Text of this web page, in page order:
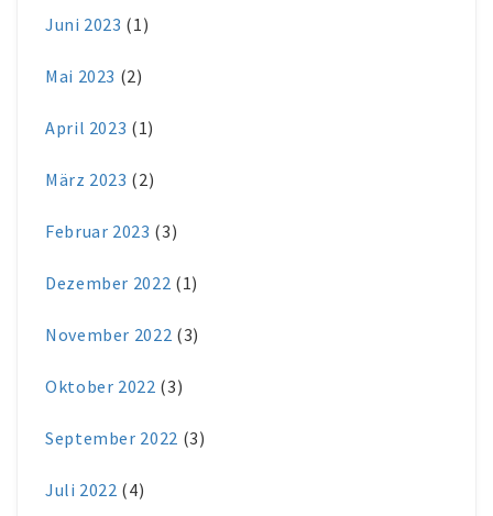
Juni 2023 (1)
Mai 2023 (2)
April 2023 (1)
März 2023 (2)
Februar 2023 (3)
Dezember 2022 (1)
November 2022 (3)
Oktober 2022 (3)
September 2022 (3)
Juli 2022 (4)